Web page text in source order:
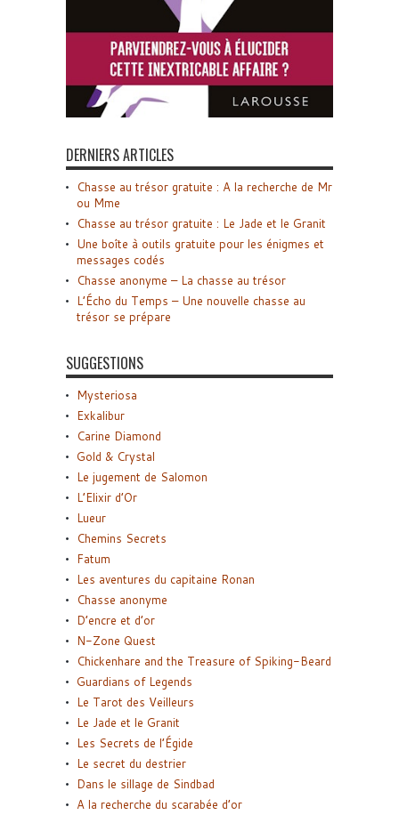
DERNIERS ARTICLES
Chasse au trésor gratuite : A la recherche de Mr
ou Mme
Chasse au trésor gratuite : Le Jade et le Granit
Une boîte à outils gratuite pour les énigmes et
messages codés
Chasse anonyme – La chasse au trésor
L’Écho du Temps – Une nouvelle chasse au
trésor se prépare
SUGGESTIONS
Mysteriosa
Exkalibur
Carine Diamond
Gold & Crystal
Le jugement de Salomon
L’Elixir d’Or
Lueur
Chemins Secrets
Fatum
Les aventures du capitaine Ronan
Chasse anonyme
D’encre et d’or
N-Zone Quest
Chickenhare and the Treasure of Spiking-Beard
Guardians of Legends
Le Tarot des Veilleurs
Le Jade et le Granit
Les Secrets de l’Égide
Le secret du destrier
Dans le sillage de Sindbad
A la recherche du scarabée d’or